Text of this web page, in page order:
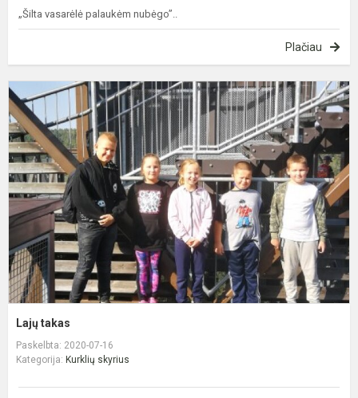
„Šilta vasarėlė palaukėm nubėgo’’..
Plačiau
Lajų takas
Paskelbta: 2020-07-16
Kategorija: Kurklių skyrius